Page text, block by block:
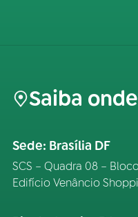
Saiba
Sede: Brasília DF
SCS – Quadra 08 –
Edifício Venâncio